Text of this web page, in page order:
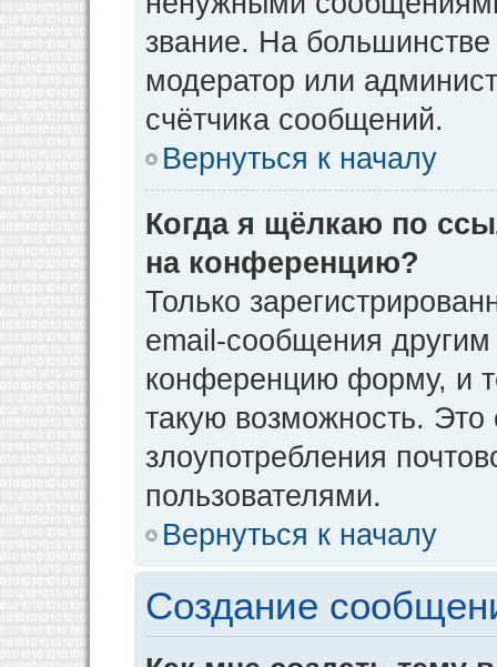
звание. На
модератор или
счётчика сообщений.
Вернуться к началу
Когда я щёлкаю по
на конференцию?
Только
email-сообщения
конференцию форму, и
такую возможность. Это
злоупотребления
пользователями.
Вернуться к началу
Создание